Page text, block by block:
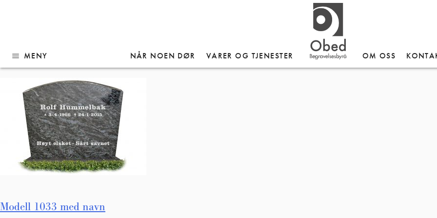
menu MENY NÅR NOEN DØR VARER OG TJENESTER OM OSS
Innleggsnavigasjon
Modell 1033 med navn